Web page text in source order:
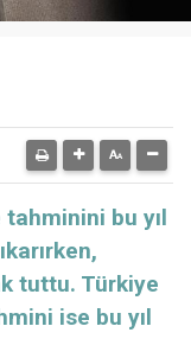
bu yıl
tuttu. Türkiye
ise bu yıl